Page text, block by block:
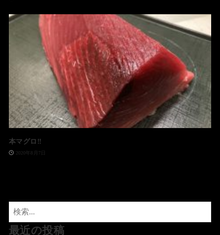
本マグロ‼️
2020年8月7日
最近の投稿